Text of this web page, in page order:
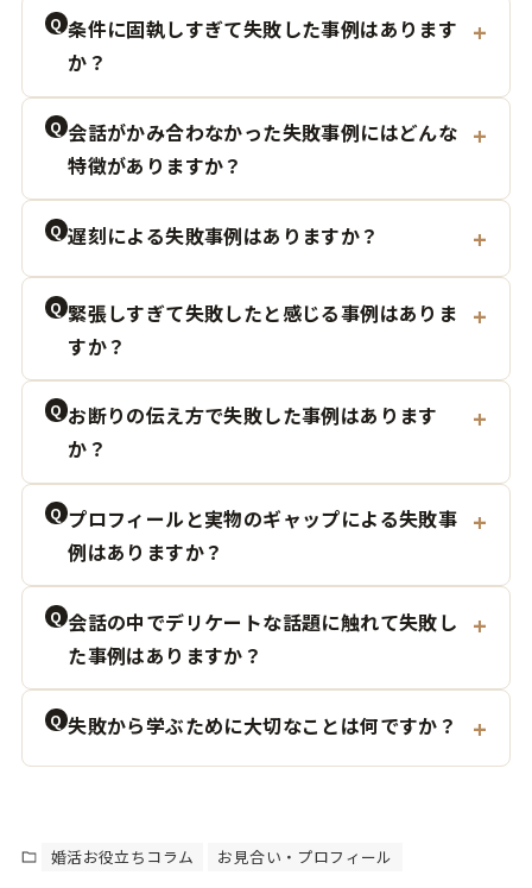
Q 条件に固執しすぎて失敗した事例はあります
か？
Q 会話がかみ合わなかった失敗事例にはどんな
特徴がありますか？
Q 遅刻による失敗事例はありますか？
Q 緊張しすぎて失敗したと感じる事例はありま
すか？
Q お断りの伝え方で失敗した事例はあります
か？
Q プロフィールと実物のギャップによる失敗事
例はありますか？
Q 会話の中でデリケートな話題に触れて失敗し
た事例はありますか？
Q 失敗から学ぶために大切なことは何ですか？
婚活お役立ちコラム お見合い・プロフィール